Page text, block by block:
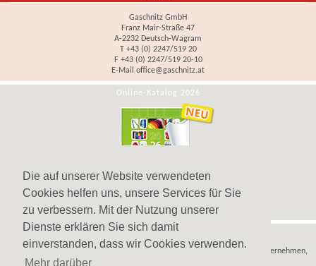
Die auf unserer Website verwendeten
Cookies helfen uns, unsere Services für Sie
zu verbessern. Mit der Nutzung unserer
Dienste erklären Sie sich damit
einverstanden, dass wir Cookies verwenden.
Mehr darüber
Gaschnitz GmbH
Franz Mair-Straße 47
A-2232 Deutsch-Wagram
T +43 (0) 2247/519 20
F +43 (0) 2247/519 20-10
E-Mail office@gaschnitz.at
Online-Katalog 2026
Hinweis
Werbeartikel
nur an Unternehmen,